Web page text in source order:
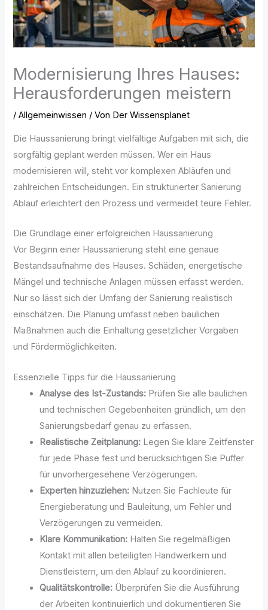
Modernisierung Ihres Hauses:
Herausforderungen meistern
/Allgemeinwissen / Von Der Wissensplanet
Die Haussanierung bringt vielfältige Aufgaben mit sich, die
sorgfältig geplant werden müssen. Wer ein Haus
modernisieren will, steht vor komplexen Abläufen und
zahlreichen Entscheidungen. Ein strukturierter Sanierung
Ablauf erleichtert den Prozess und vermeidet teure Fehler.
Die Grundlage einer erfolgreichen Haussanierung
Vor Beginn einer Haussanierung steht eine genaue
Bestandsaufnahme des Hauses. Schäden, energetische
Mängel und technische Anlagen müssen erfasst werden.
Nur so lässt sich der Umfang der Sanierung realistisch
einschätzen. Die Planung umfasst neben baulichen
Maßnahmen auch die Einhaltung gesetzlicher Vorgaben
und Fördermöglichkeiten.
Essenzielle Tipps für die Haussanierung
Analyse des Ist-Zustands: Prüfen Sie alle baulichen
und technischen Gegebenheiten gründlich, um den
Sanierungsbedarf genau zu erfassen.
Realistische Zeitplanung: Legen Sie klare Zeitfenster
für jede Phase fest und berücksichtigen Sie Puffer
für unvorhergesehene Verzögerungen.
Experten hinzuziehen: Nutzen Sie Fachleute für
Energieberatung und Bauleitung, um Fehler und
Verzögerungen zu vermeiden.
Klare Kommunikation: Halten Sie regelmäßigen
Kontakt mit allen beteiligten Handwerkern und
Dienstleistern, um den Ablauf zu koordinieren.
Qualitätskontrolle: Überprüfen Sie die Ausführung
der Arbeiten kontinuierlich und dokumentieren Sie